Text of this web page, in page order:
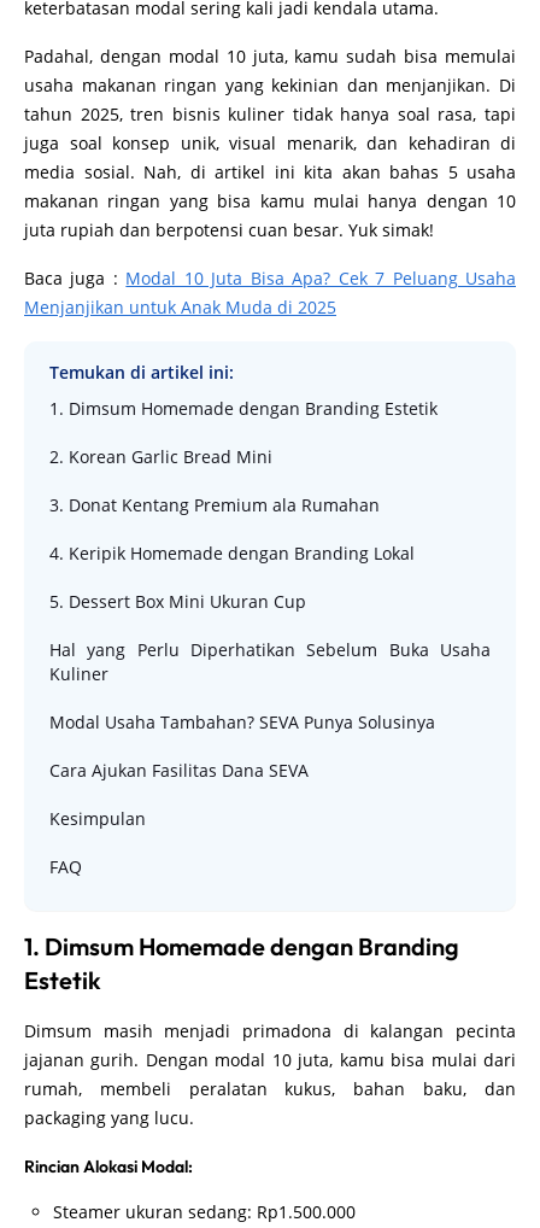
keterbatasan modal sering kali jadi kendala utama.
Padahal, dengan modal 10 juta, kamu sudah bisa memulai
usaha makanan ringan yang kekinian dan menjanjikan. Di
tahun 2025, tren bisnis kuliner tidak hanya soal rasa, tapi
juga soal konsep unik, visual menarik, dan kehadiran di
media sosial. Nah, di artikel ini kita akan bahas 5 usaha
makanan ringan yang bisa kamu mulai hanya dengan 10
juta rupiah dan berpotensi cuan besar. Yuk simak!
Baca juga : Modal 10 Juta Bisa Apa? Cek 7 Peluang Usaha
Menjanjikan untuk Anak Muda di 2025
Temukan di artikel ini:
1. Dimsum Homemade dengan Branding Estetik
2. Korean Garlic Bread Mini
3. Donat Kentang Premium ala Rumahan
4. Keripik Homemade dengan Branding Lokal
5. Dessert Box Mini Ukuran Cup
Hal yang Perlu Diperhatikan Sebelum Buka Usaha
Kuliner
Modal Usaha Tambahan? SEVA Punya Solusinya
Cara Ajukan Fasilitas Dana SEVA
Kesimpulan
FAQ
1. Dimsum Homemade dengan Branding
Estetik
Dimsum masih menjadi primadona di kalangan pecinta
jajanan gurih. Dengan modal 10 juta, kamu bisa mulai dari
rumah, membeli peralatan kukus, bahan baku, dan
packaging yang lucu.
Rincian Alokasi Modal:
Steamer ukuran sedang: Rp1.500.000